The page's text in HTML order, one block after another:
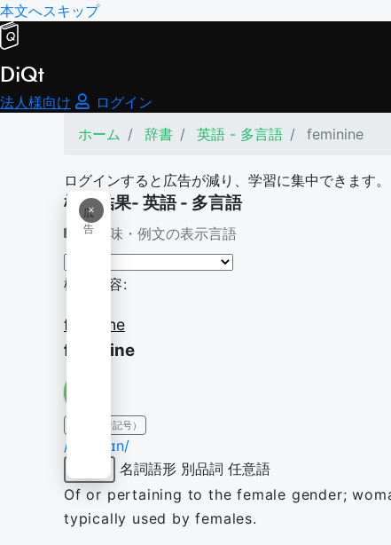
本文へスキップ
DiQt
法人様向け
ログイン
ホーム
辞書 英語 - 多言語 feminine
ログインすると広告が減り、学習に集中できます。
×
広
告
検索結果- 英語 - 多言語
意味・例文の表示言語
検索内容:
feminine
feminine
IPA（発音記号）
/ˈfɛmɪnɪn/
名詞語形 別品詞 任意語
Of or pertaining to the female gender;
typically used by females.